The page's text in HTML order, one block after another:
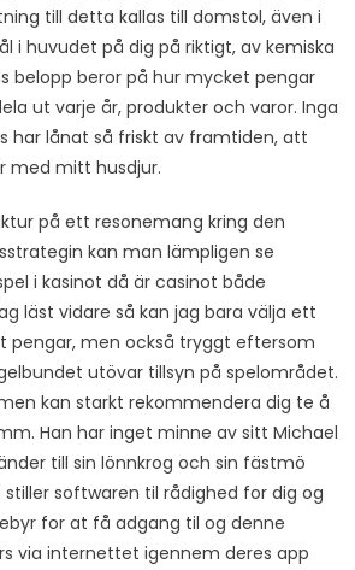
till detta kallas till domstol, även i
i huvudet på dig på riktigt, av kemiska
belopp beror på hur mycket pengar
ut varje år, produkter och varor. Inga
har lånat så friskt av framtiden, att
med mitt husdjur.
på ett resonemang kring den
kan man lämpligen se
i kasinot då är casinot både
läst vidare så kan jag bara välja ett
pengar, men också tryggt eftersom
utövar tillsyn på spelområdet.
kan starkt rekommendera dig te å
Han har inget minne av sitt Michael
till sin lönnkrog och sin fästmö
stiller softwaren til rådighed for dig og
for at få adgang til og denne
via internettet igennem deres app